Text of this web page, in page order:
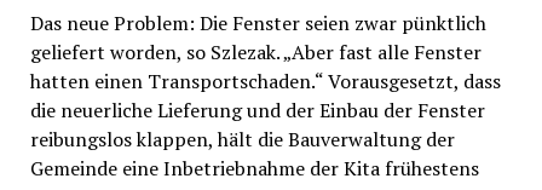
Das neue Problem: Die Fenster seien zwar pünktlich
geliefert worden, so Szlezak. „Aber fast alle Fenster
hatten einen Transportschaden.“ Vorausgesetzt, dass
die neuerliche Lieferung und der Einbau der Fenster
reibungslos klappen, hält die Bauverwaltung der
Gemeinde eine Inbetriebnahme der Kita frühestens